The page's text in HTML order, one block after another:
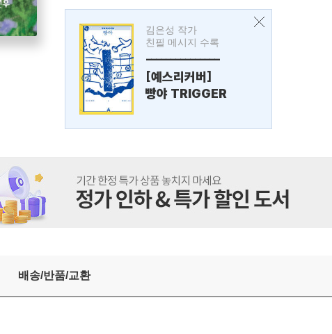
김은성 작가
친필 메시지 수록
---------------
[예스리커버]
빵야 TRIGGER
배송/반품/교환